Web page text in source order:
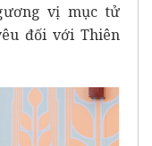
vị mục tử
đối với Thiên